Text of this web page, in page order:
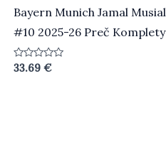
Bayern Munich Jamal
#10 2025-26 Preč Komplety
Hodnotenie
33.69 €